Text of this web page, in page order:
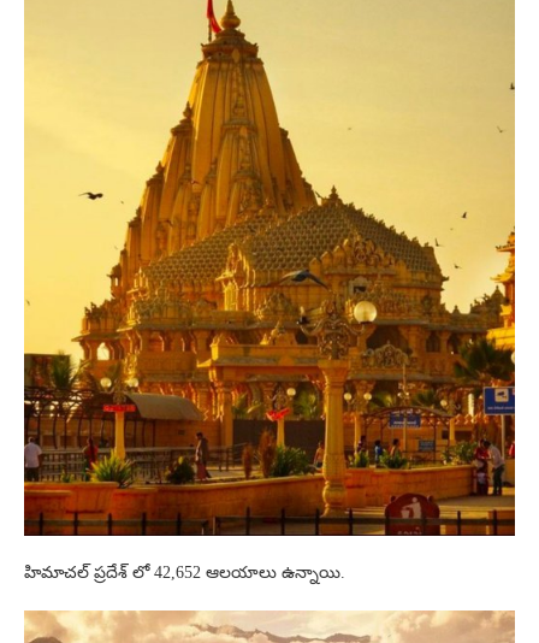
హిమాచల్ ప్రదేశ్ లో 42,652 ఆలయాలు ఉన్నాయి.